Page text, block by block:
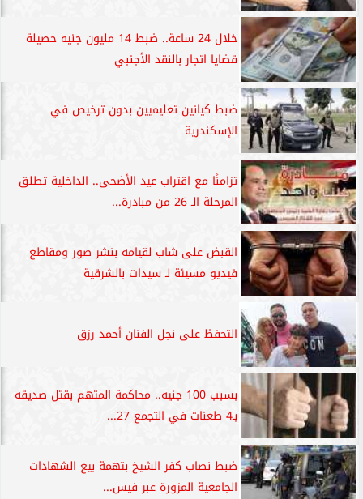
خلال 24 ساعة.. ضبط 14 مليون جنيه حصيلة
قضايا اتجار بالنقد الأجنبي
ضبط كيانين تعليميين بدون ترخيص في
الإسكندرية
تزامنًا مع اقتراب عيد الأضحى.. الداخلية تطلق
المرحلة الـ 26 من مبادرة...
القبض على شاب لقيامه بنشر صور ومقاطع
فيديو مسيئة لـ سيدات بالشرقية
التحفظ على نجل الفنان أحمد رزق
بسبب 100 جنيه.. محاكمة المتهم بقتل صديقه
بـ4 طعنات في التجمع 27...
ضبط نصاب كفر الشيخ بتهمة بيع الشهادات
الجامعية المزورة عبر فيس...